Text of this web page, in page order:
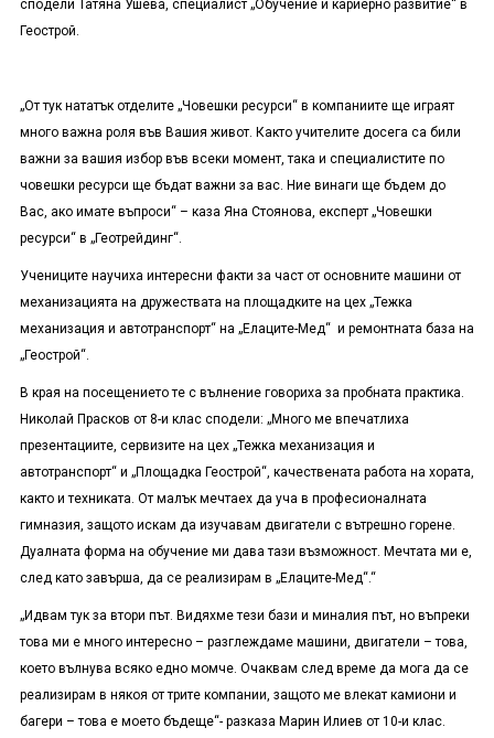
сподели Татяна Ушева, специалист „Обучение и кариерно развитие“ в
Геострой.
„От тук нататък отделите „Човешки ресурси“ в компаниите ще играят
много важна роля във Вашия живот. Както учителите досега са били
важни за вашия избор във всеки момент, така и специалистите по
човешки ресурси ще бъдат важни за вас. Ние винаги ще бъдем до
Вас, ако имате въпроси“ – каза Яна Стоянова, експерт „Човешки
ресурси“ в „Геотрейдинг“.
Учениците научиха интересни факти за част от основните машини от
механизацията на дружествата на площадките на цех „Тежка
механизация и автотранспорт“ на „Елаците-Мед“ и ремонтната база на
„Геострой“.
В края на посещението те с вълнение говориха за пробната практика.
Николай Прасков от 8-и клас сподели: „Много ме впечатлиха
презентациите, сервизите на цех „Тежка механизация и
автотранспорт“ и „Площадка Геострой“, качествената работа на хората,
както и техниката. От малък мечтаех да уча в професионалната
гимназия, защото искам да изучавам двигатели с вътрешно горене.
Дуалната форма на обучение ми дава тази възможност. Мечтата ми е,
след като завърша, да се реализирам в „Елаците-Мед“.“
„Идвам тук за втори път. Видяхме тези бази и миналия път, но въпреки
това ми е много интересно – разглеждаме машини, двигатели – това,
което вълнува всяко едно момче. Очаквам след време да мога да се
реализирам в някоя от трите компании, защото ме влекат камиони и
багери – това е моето бъдеще“- разказа Марин Илиев от 10-и клас.